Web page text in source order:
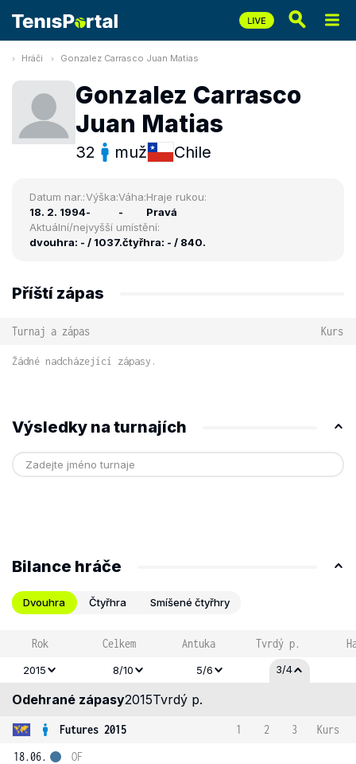
Hráči Gonzalez Carrasco Juan Matias
Gonzalez Carrasco
Juan Matias
32 muž Chile
Datum nar.:
18. 2. 1994
Výška:
-
Váha:
-
Hraje rukou:
Pravá
Aktuální/nejvyšší umístění:
dvouhra: - / 1037.čtyřhra: - / 840.
Příští zápas
Turnaj a zápas Kurs
Žádné nadcházející zápasy.
Výsledky na turnajích
Bilance hráče
Dvouhra Čtyřhra Smíšené čtyřhry
Rok Celkem Antuka Tvrdý p.
2015 8/10 5/6 3/4
Odehrané zápasy2015Tvrdý p.
Futures 2015 1 2 3
Kurs
18.06.
OF